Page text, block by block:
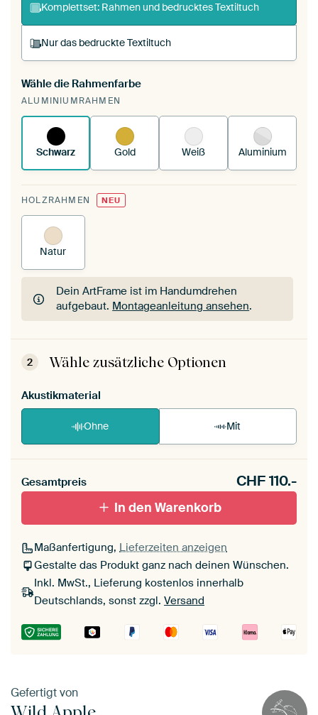
Komplettset: Rahmen und bedrucktes Textiltuch
Nur das bedruckte Textiltuch
Du spannst einen wechselbaren Textiltuch in
deinen vorhandenen ArtFrame™.
funktioniert es.
Wähle die Rahmenfarbe
ALUMINIUMRAHMEN
Schwarz Gold Weiß Aluminium
HOLZRAHMEN NEU
Natur
Dein ArtFrame ist im Handumdrehen
aufgebaut. Montageanleitung ansehen.
Dein ArtFrame ist im Handumdrehen
aufgebaut.Montageanleitung ansehen
2 Wähle zusätzliche Optionen
Akustikmaterial
Ohne Mit
Gesamtpreis CHF110.-
In den Warenkorb
Maßanfertigung, Lieferzeiten anzeigen
Gestalte das Produkt ganz nach deinen Wünschen.
Inkl. MwSt., Lieferung kostenlos innerhalb
Deutschlands, sonst zzgl. Versand
Gefertigt von